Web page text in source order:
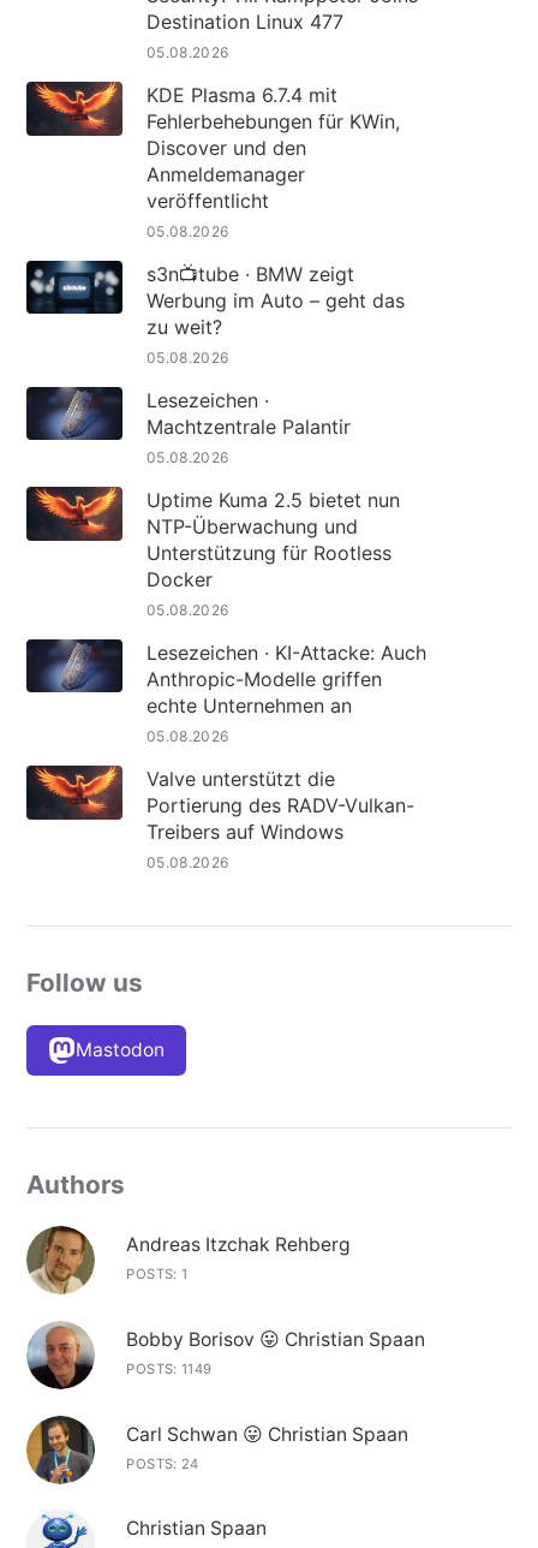
Destination Linux 477
05.08.2026
KDE Plasma 6.7.4 mit
Fehlerbehebungen für KWin,
Discover und den
Anmeldemanager
veröffentlicht
05.08.2026
s3n📺tube · BMW zeigt
Werbung im Auto – geht das
zu weit?
05.08.2026
Lesezeichen ·
Machtzentrale Palantir
05.08.2026
Uptime Kuma 2.5 bietet nun
NTP-Überwachung und
Unterstützung für Rootless
Docker
05.08.2026
Lesezeichen · KI-Attacke: Auch
Anthropic-Modelle griffen
echte Unternehmen an
05.08.2026
Valve unterstützt die
Portierung des RADV-Vulkan-
Treibers auf Windows
05.08.2026
Follow us
Mastodon
Authors
Andreas Itzchak Rehberg
POSTS: 1
Bobby Borisov 😛 Christian Spaan
POSTS: 1149
Carl Schwan 😛 Christian Spaan
POSTS: 24
Christian Spaan